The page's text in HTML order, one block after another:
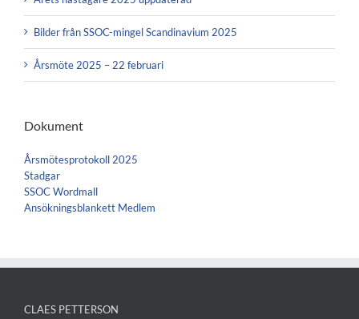
Bilder från SSOC-mingel Scandinavium 2025
Årsmöte 2025 – 22 februari
Dokument
Årsmötesprotokoll 2025
Stadgar
SSOC Wordmall
Ansökningsblankett Medlem
CLAES PETTERSON